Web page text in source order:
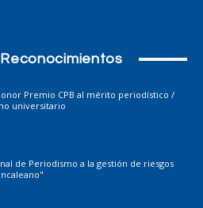
Premio CPB al mérito periodístico /
universitario
de Periodismo a la gestión de riesgos